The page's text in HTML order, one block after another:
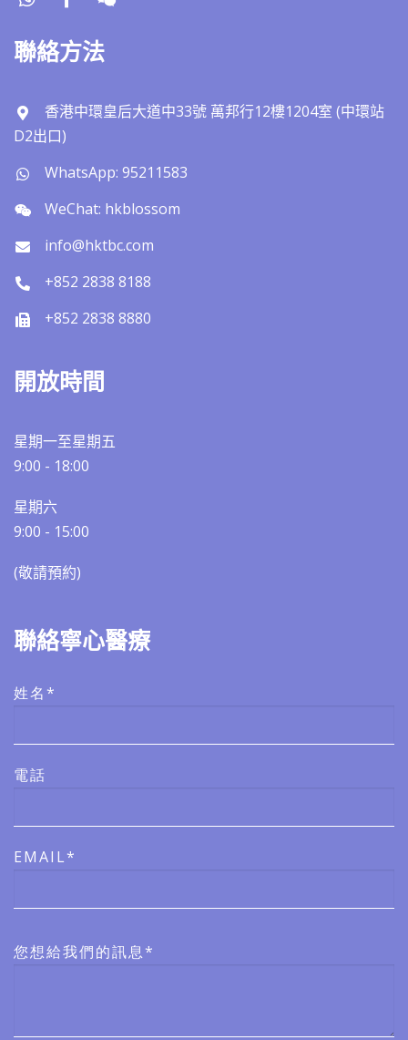
聯絡方法
香港中環皇后大道中33號 萬邦行12樓1204室 (中環站
D2出口)
WhatsApp: 95211583
WeChat: hkblossom
info@hktbc.com
+852 2838 8188
+852 2838 8880
開放時間
星期一至星期五
9:00 - 18:00
星期六
9:00 - 15:00
(敬請預約)​​
聯絡寧心醫療
姓名*
電話
EMAIL*
您想給我們的訊息*